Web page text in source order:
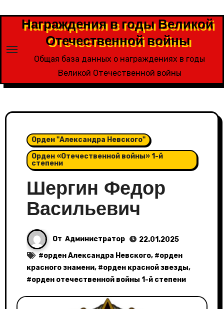
содержимому
Награждения в годы Великой
Отечественной войны
Общая база данных о награждениях в годы
Великой Отечественной войны
Орден "Александра Невского"
Орден «Отечественной войны» 1-й
степени
Шергин Федор
Васильевич
От Администратор
22.01.2025
#орден Александра Невского, #орден
красного знамени, #орден красной звезды,
#орден отечественной войны 1-й степени